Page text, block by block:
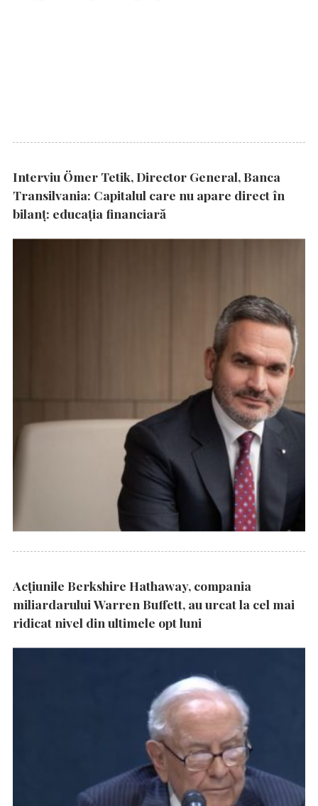
Interviu Ömer Tetik, Director General, Banca
Transilvania: Capitalul care nu apare direct în
bilanț: educația financiară
Acțiunile Berkshire Hathaway, compania
miliardarului Warren Buffett, au urcat la cel mai
ridicat nivel din ultimele opt luni